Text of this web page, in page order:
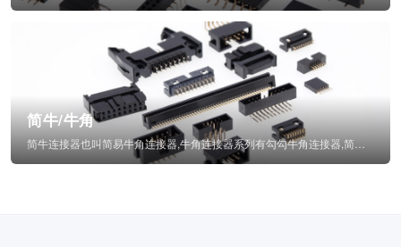
简牛/牛角